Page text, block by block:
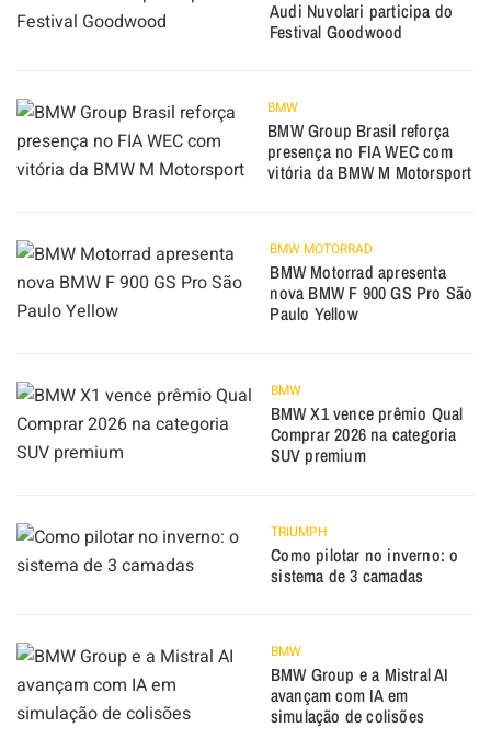
Audi Nuvolari participa do
Festival Goodwood
BMW
BMW Group Brasil reforça
presença no FIA WEC com
vitória da BMW M Motorsport
BMW MOTORRAD
BMW Motorrad apresenta
nova BMW F 900 GS Pro São
Paulo Yellow
BMW
BMW X1 vence prêmio Qual
Comprar 2026 na categoria
SUV premium
TRIUMPH
Como pilotar no inverno: o
sistema de 3 camadas
BMW
BMW Group e a Mistral AI
avançam com IA em
simulação de colisões